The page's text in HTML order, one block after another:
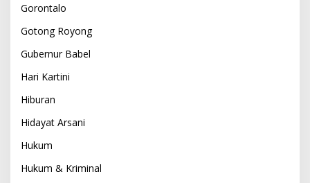
Gorontalo
Gotong Royong
Gubernur Babel
Hari Kartini
Hiburan
Hidayat Arsani
Hukum
Hukum & Kriminal